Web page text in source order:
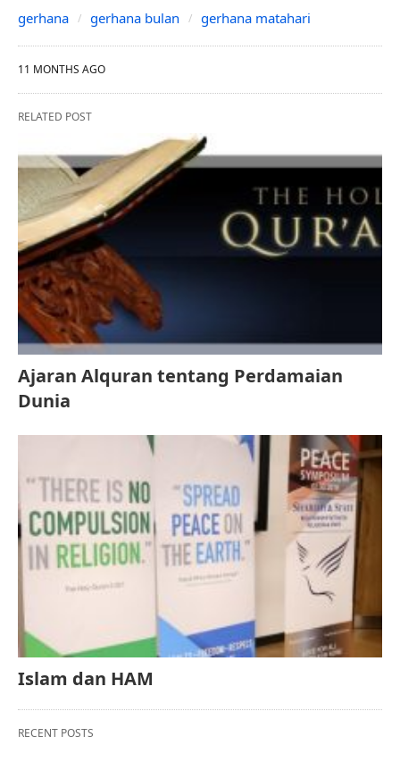
gerhana gerhana bulan gerhana matahari
11 MONTHS AGO
RELATED POST
Ajaran Alquran tentang Perdamaian
Dunia
Islam dan HAM
RECENT POSTS